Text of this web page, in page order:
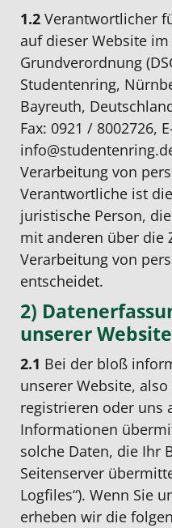
1.2 Verantwortlicher
auf dieser Website
Grundverordnung
Studentenring,
Bayreuth,
Fax: 0921 / 8002726,
Verarbeitung von
Verantwortliche ist
juristische Person,
mit anderen über die
Verarbeitung von
entscheidet.
2)
unserer Website
2.1 Bei der bloß
unserer Website,
registrieren oder uns
Informationen
solche Daten, die Ihr
Seitenserver
Logfiles“). Wenn Sie
erheben wir die